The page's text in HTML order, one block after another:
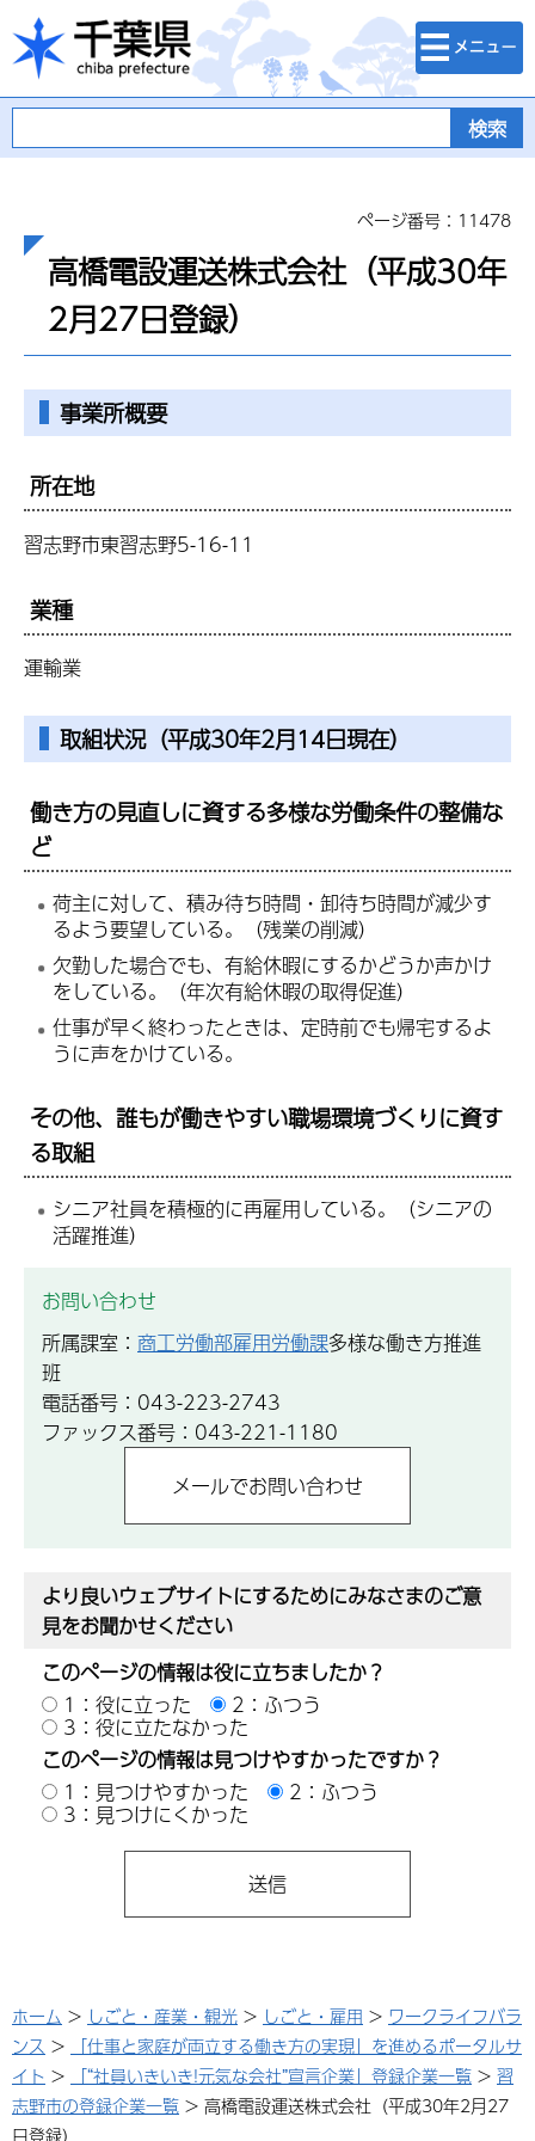
千葉県
検索・メニュ
ー
ページ番号：11478
高橋電設運送株式会社（平成30年
2月27日登録）
事業所概要
所在地
習志野市東習志野5-16-11
業種
運輸業
取組状況（平成30年2月14日現在）
働き方の見直しに資する多様な労働条件の整備な
ど
荷主に対して、積み待ち時間・卸待ち時間が減少す
るよう要望している。（残業の削減）
欠勤した場合でも、有給休暇にするかどうか声かけ
をしている。（年次有給休暇の取得促進）
仕事が早く終わったときは、定時前でも帰宅するよ
うに声をかけている。
その他、誰もが働きやすい職場環境づくりに資す
る取組
シニア社員を積極的に再雇用している。（シニアの
活躍推進）
お問い合わせ
所属課室： 商工労働部雇用労働課多様な働き方推進
班
電話番号：043-223-2743
ファックス番号：043-221-1180
より良いウェブサイトにするためにみなさまのご意
見をお聞かせください
このページの情報は役に立ちましたか？
1：役に立った
2：ふつう
3：役に立たなかった
このページの情報は見つけやすかったですか？
1：見つけやすかった
2：ふつう
3：見つけにくかった
ホーム > しごと・産業・観光 > しごと・雇用 > ワークライフバラ
ンス >
「仕事と家庭が両立する働き方の実現」を進めるポータルサ
イト > 「“社員いきいき!元気な会社”宣言企業」登録企業一覧 > 習
志野市の登録企業一覧 > 高橋電設運送株式会社（平成30年2月27
日登録）